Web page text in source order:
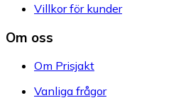
Villkor för kunder
Om oss
Om Prisjakt
Vanliga frågor